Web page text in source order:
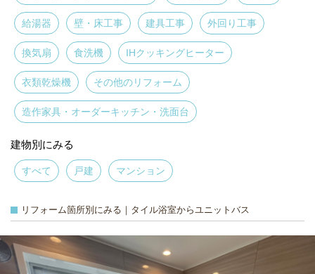
給湯器 壁・床工事 建具工事 外回り工事
換気扇 食洗機 IHクッキングヒーター
衣類乾燥機 その他のリフォーム
造作家具・オーダーキッチン・洗面台
建物別にみる
すべて 戸建 マンション
リフォーム箇所別にみる｜タイル浴室からユニットバス